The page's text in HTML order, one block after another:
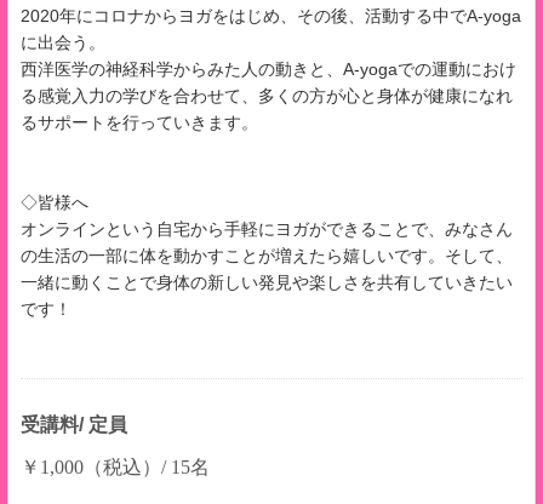
2020年にコロナからヨガをはじめ、その後、活動する中でA-yoga
に出会う。
西洋医学の神経科学からみた人の動きと、A-yogaでの運動におけ
る感覚入力の学びを合わせて、多くの方が心と身体が健康になれ
るサポートを行っていきます。
◇皆様へ
オンラインという自宅から手軽にヨガができることで、みなさん
の生活の一部に体を動かすことが増えたら嬉しいです。そして、
一緒に動くことで身体の新しい発見や楽しさを共有していきたい
です！
受講料/ 定員
￥1,000（税込）/ 15名